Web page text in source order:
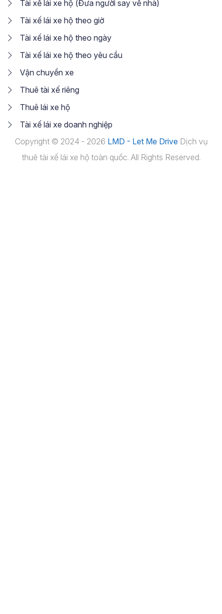
Tài xế lái xe hộ (Đưa người say về nhà)
Tài xế lái xe hộ theo giờ
Tài xế lái xe hộ theo ngày
Tài xế lái xe hộ theo yêu cầu
Vận chuyển xe
Thuê tài xế riêng
Thuê lái xe hộ
Tài xế lái xe doanh nghiệp
Copyright © 2024 - 2026 LMD - Let Me Drive Dịch vụ
thuê tài xế lái xe hộ toàn quốc. All Rights Reserved.